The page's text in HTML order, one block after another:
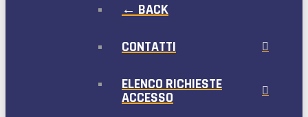
← BACK
CONTATTI
ELENCO RICHIESTE
ACCESSO